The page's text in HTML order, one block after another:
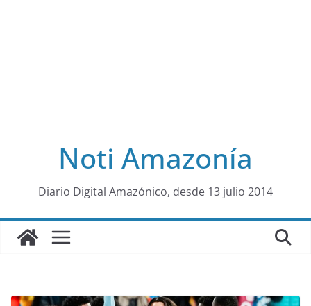
al
Noti Amazonía
Diario Digital Amazónico, desde 13 julio 2014